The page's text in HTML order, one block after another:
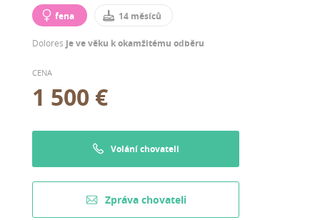
fena 14 měsíců
Dolores je ve věku k okamžitému odběru
CENA
1 500 €
Volání chovateli
Zpráva chovateli